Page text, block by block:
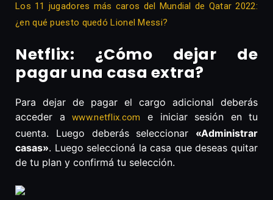
Los 11 jugadores más caros del Mundial de Qatar 2022:
¿en qué puesto quedó Lionel Messi?
Netflix: ¿Cómo dejar de
pagar una casa extra?
Para dejar de pagar el cargo adicional deberás
acceder a www.netflix.com
e iniciar sesión en tu
cuenta. Luego deberás seleccionar «Administrar
casas». Luego seleccioná la casa que deseas quitar
de tu plan y confirmá tu selección.